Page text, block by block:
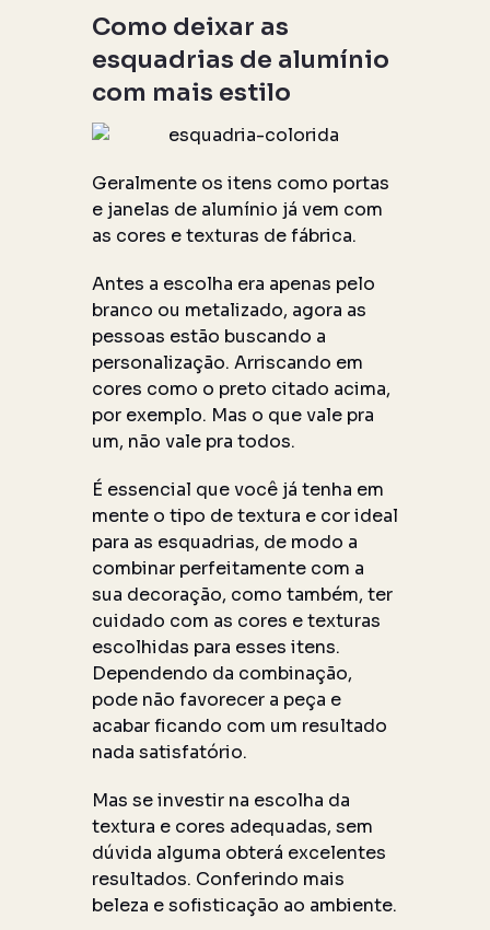
Como deixar as
esquadrias de alumínio
com mais estilo
Geralmente os itens como portas
e janelas de alumínio já vem com
as cores e texturas de fábrica.
Antes a escolha era apenas pelo
branco ou metalizado, agora as
pessoas estão buscando a
personalização. Arriscando em
cores como o preto citado acima,
por exemplo. Mas o que vale pra
um, não vale pra todos.
É essencial que você já tenha em
mente o tipo de textura e cor ideal
para as esquadrias, de modo a
combinar perfeitamente com a
sua decoração, como também, ter
cuidado com as cores e texturas
escolhidas para esses itens.
Dependendo da combinação,
pode não favorecer a peça e
acabar ficando com um resultado
nada satisfatório.
Mas se investir na escolha da
textura e cores adequadas, sem
dúvida alguma obterá excelentes
resultados. Conferindo mais
beleza e sofisticação ao ambiente.